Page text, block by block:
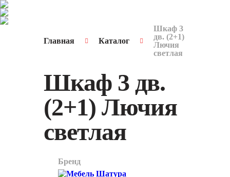
Главная Каталог
Шкаф 3
дв. (2+1)
Лючия
светлая
Шкаф 3 дв.
(2+1) Лючия
светлая
Бренд